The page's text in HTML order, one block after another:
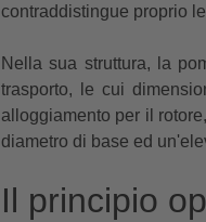
contraddistingue proprio
Nella sua struttura, la
trasporto, le cui
alloggiamento per il
diametro di base ed
Il principio